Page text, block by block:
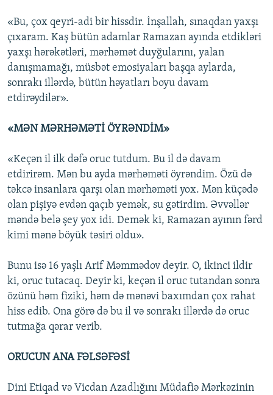
«Bu, çox qeyri-adi bir hissdir. İnşallah, sınaqdan yaxşı
çıxaram. Kaş bütün adamlar Ramazan ayında etdikləri
yaxşı hərəkətləri, mərhəmət duyğularını, yalan
danışmamağı, müsbət emosiyaları başqa aylarda,
sonrakı illərdə, bütün həyatları boyu davam
etdirəydilər».
«MƏN MƏRHƏMƏTİ ÖYRƏNDİM»
«Keçən il ilk dəfə oruc tutdum. Bu il də davam
etdirirəm. Mən bu ayda mərhəməti öyrəndim. Özü də
təkcə insanlara qarşı olan mərhəməti yox. Mən küçədə
olan pişiyə evdən qaçıb yemək, su gətirdim. Əvvəllər
məndə belə şey yox idi. Demək ki, Ramazan ayının fərd
kimi mənə böyük təsiri oldu».
Bunu isə 16 yaşlı Arif Məmmədov deyir. O, ikinci ildir
ki, oruc tutacaq. Deyir ki, keçən il oruc tutandan sonra
özünü həm fiziki, həm də mənəvi baxımdan çox rahat
hiss edib. Ona görə də bu il və sonrakı illərdə də oruc
tutmağa qərar verib.
ORUCUN ANA FƏLSƏFƏSİ
Dini Etiqad və Vicdan Azadlığını Müdafiə Mərkəzinin